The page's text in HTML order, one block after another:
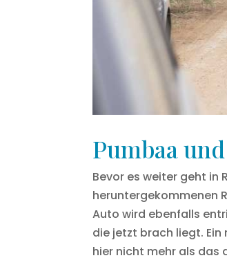
Pumbaa
Bevor es weiter geht in
heruntergekommenen
Auto wird ebenfalls
die jetzt brach liegt. Ein
hier nicht mehr als das